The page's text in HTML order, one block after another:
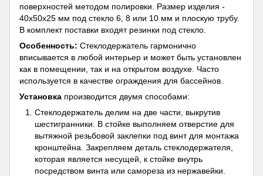
поверхностей методом полировки. Размер изделия -
40х50х25 мм под стекло 6, 8 или 10 мм и плоскую трубу.
В комплект поставки входят резинки под стекло.
Особенность: Стеклодержатель гармонично
вписывается в любой интерьер и может быть установлен
как в помещении, так и на открытом воздухе. Часто
используется в качестве ограждения для бассейнов.
Установка производится двумя способами:
Стеклодержатель делим на две части, выкрутив
шестигранники. В стойке выполняем отверстие для
вытяжной резьбовой заклепки под винт для монтажа
кронштейна. Закрепляем деталь стеклодержателя,
которая является несущей, к стойке внутрь
посредством винта или самореза из нержавейки.